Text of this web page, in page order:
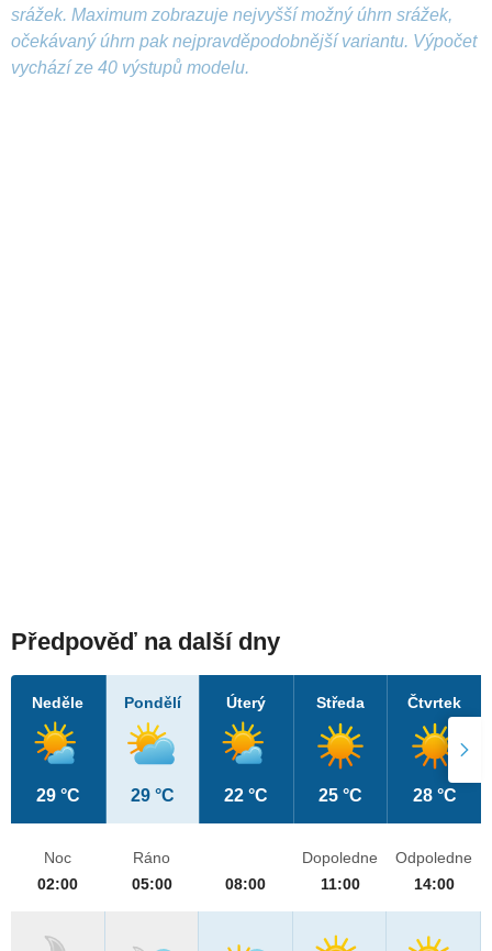
srážek. Maximum zobrazuje nejvyšší možný úhrn srážek,
očekávaný úhrn pak nejpravděpodobnější variantu. Výpočet
vychází ze 40 výstupů modelu.
Předpověď na další dny
Neděle
29 °C
Pondělí
29 °C
Úterý
22 °C
Středa
25 °C
Čtvrtek
28 °C
Noc
02:00
Ráno
05:00
08:00
Dopoledne
11:00
Odpoledne
14:00